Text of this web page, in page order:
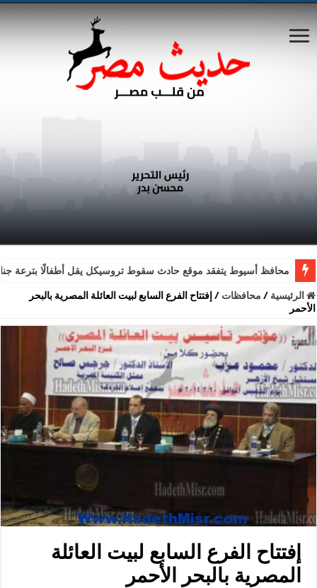
محافظ أسيوط يتفقد موقع حادث سقوط تروسيكل يقل أطفالًا بترعة
الرئيسية / محافظات /إفتتاح الفرع السابع لبيت العائلة المصرية بالبحر
الأحمر
إفتتاح الفرع السابع لبيت العائلة
المصرية بالبحر الأحمر